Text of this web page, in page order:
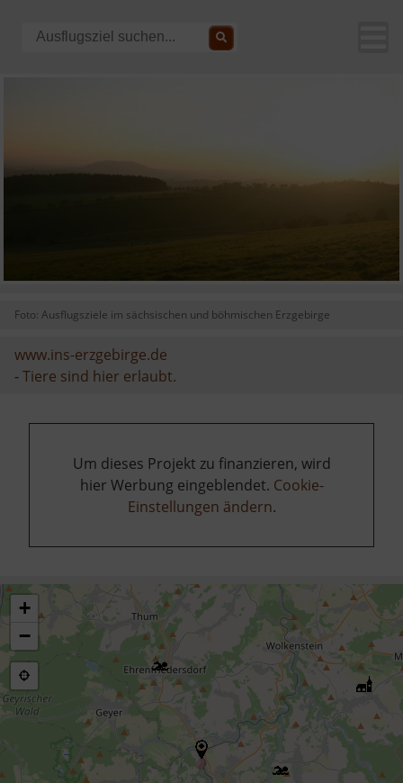
Foto: Ausflugsziele im sächsischen und böhmischen Erzgebirge
www.ins-erzgebirge.de
-Tiere sind hier erlaubt.
Um dieses Projekt zu finanzieren, wird
hier Werbung eingeblendet. Cookie-
Einstellungen ändern.
+
−